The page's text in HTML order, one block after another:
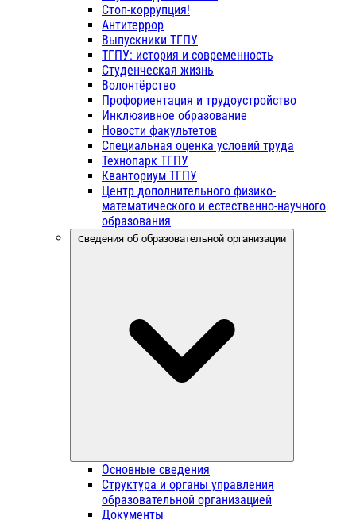
Стоп-коррупция!
Антитеррор
Выпускники ТГПУ
ТГПУ: история и современность
Студенческая жизнь
Волонтёрство
Профориентация и трудоустройство
Инклюзивное образование
Новости факультетов
Специальная оценка условий труда
Технопарк ТГПУ
Кванториум ТГПУ
Центр дополнительного физико-
математического и естественно-научного
образования
Сведения об образовательной организации
Основные сведения
Структура и органы управления
образовательной организацией
Документы